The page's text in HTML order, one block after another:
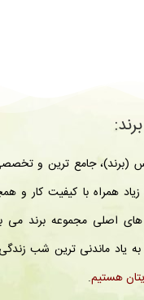
(برند)، جامع ترین و تخصصی
همراه با کیفیت کار و
اصلی مجموعه برند می
یاد ماندنی ترین شب زندگی
هستیم.